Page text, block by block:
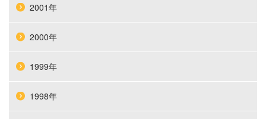
2001年
2000年
1999年
1998年